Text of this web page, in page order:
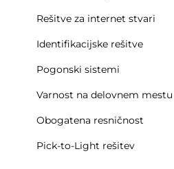
Rešitve za internet stvari
Identifikacijske rešitve
Pogonski sistemi
Varnost na delovnem mestu
Obogatena resničnost
Pick-to-Light rešitev